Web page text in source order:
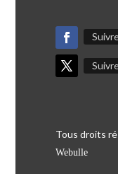
Tous droits
Webulle